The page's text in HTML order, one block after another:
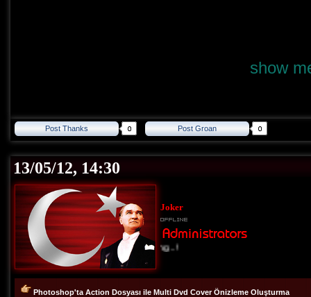
show
Post Thanks Post Groan
13/05/12, 14:30
Joker
Photoshop'ta Action Dosyası ile Multi Dvd Cover Önizleme Oluşturma